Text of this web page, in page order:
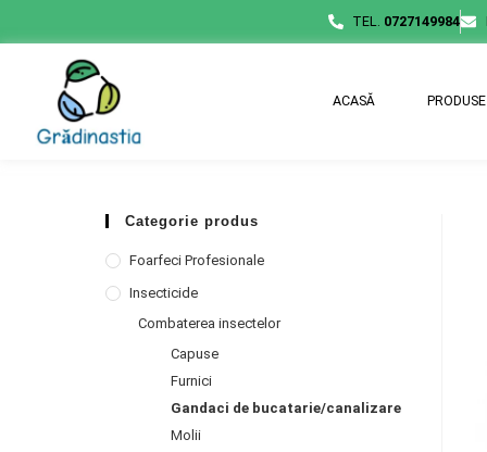
TEL. 0727149984
ACASĂ PRODUSE
Categorie produs
Foarfeci Profesionale
Insecticide
Combaterea insectelor
Capuse
Furnici
Gandaci de bucatarie/canalizare
Molii